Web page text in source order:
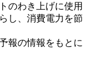
のわき上げに使用
し、消費電力を節
報の情報をもとに